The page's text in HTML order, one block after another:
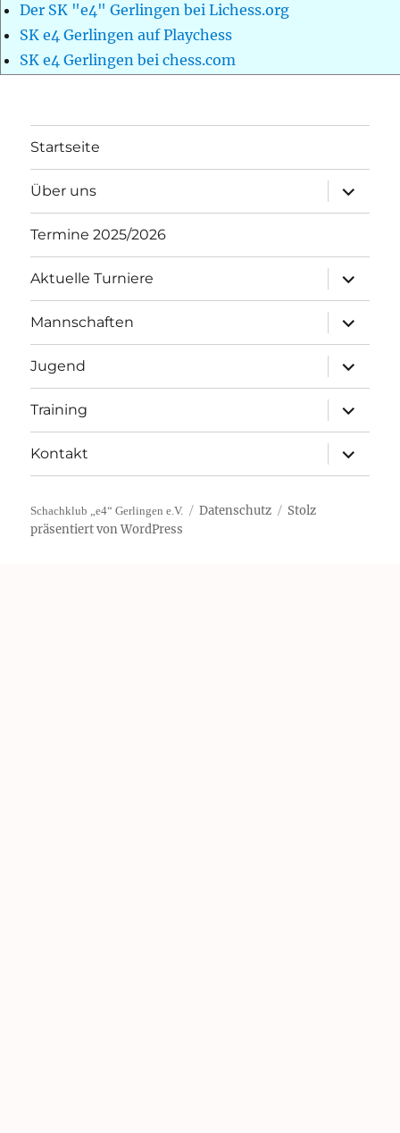
Der SK "e4" Gerlingen bei Lichess.org
SK e4 Gerlingen auf Playchess
SK e4 Gerlingen bei chess.com
Startseite
Über uns
öffnen
Termine 2025/2026
Aktuelle Turniere
öffnen
Mannschaften
öffnen
Jugend
öffnen
Training
öffnen
Kontakt
öffnen
Schachklub „e4“ Gerlingen e.V. Datenschutz
Stolz
präsentiert von WordPress